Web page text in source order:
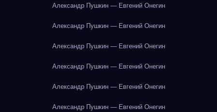
Александр Пушкин — Евгений Онегин
Александр Пушкин — Евгений Онегин
Александр Пушкин — Евгений Онегин
Александр Пушкин — Евгений Онегин
Александр Пушкин — Евгений Онегин
Александр Пушкин — Евгений Онегин